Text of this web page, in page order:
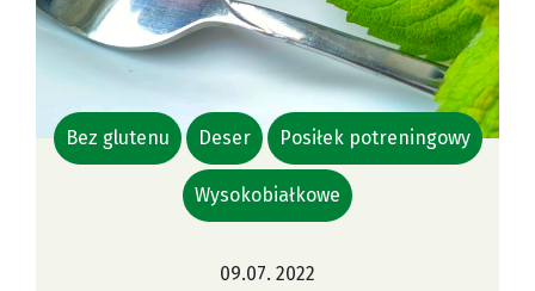
Bez glutenu Deser Posiłek potreningowy
Wysokobiałkowe
09.07. 2022